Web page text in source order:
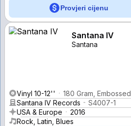
Provjeri cijenu
Santana IV
Santana
Vinyl 10-12''
180 Gram, Embossed
Santana IV Records
S4007-1
USA & Europe
2016
Rock, Latin, Blues